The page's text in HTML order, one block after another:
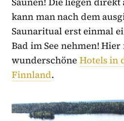
kann man nach dem
Saunaritual erst einmal
Bad im See nehmen!
wunderschöneHotels in
Finnland.